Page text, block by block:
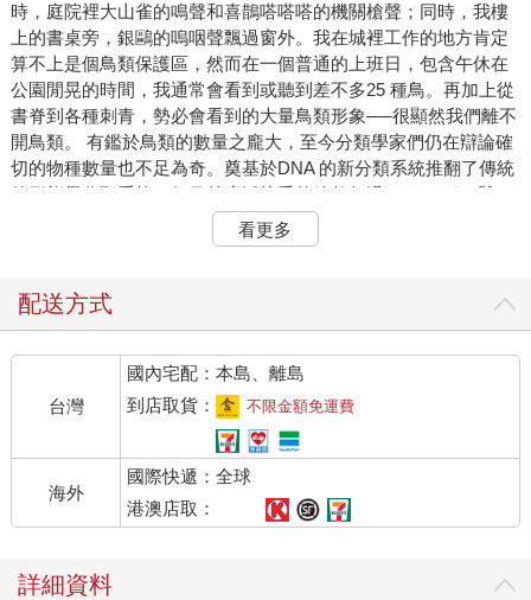
時，庭院裡大山雀的鳴聲和喜鵲嗒嗒嗒的機關槍聲；同時，我樓
上的書桌旁，銀鷗的嗚咽聲飄過窗外。我在城裡工作的地方肯定
算不上是個鳥類保護區，然而在一個普通的上班日，包含午休在
公園閒晃的時間，我通常會看到或聽到差不多25 種鳥。再加上從
書脊到各種刺青，勢必會看到的大量鳥類形象──很顯然我們離不
開鳥類。 有鑑於鳥類的數量之龐大，至今分類學家們仍在辯論確
切的物種數量也不足為奇。奠基於DNA 的新分類系統推翻了傳統
的形態學分類系統，但目前廣泛接受的總數超過11,000 種，與
6,400 種哺乳類以及1 萬種爬行類相比，鳥類可能是所有脊椎動物
中最多樣化的一個綱（class）。
雨林，這解釋了為何世界上鳥類最多的國家前十名中，有六名都
然而，找不到任何一個地方沒有鳥類棲息，鳥類這個群體有著卓
越的多樣性，讓牠們能夠征服地表最惡劣的環境，從沙漠和高山
到冰帽和開闊的海洋。飛行能力讓牠們能夠到達地球的每個角落
──並且簡單地藉由遷徙到新的棲地來躲避嚴冬或季節性的食物短
缺。
不僅僅只是數量，當大部分的哺乳類都是小型夜行性動物，而大
部分爬行類都躲在岩石或落葉堆下時，喧鬧、色彩繽紛的鳥類在
我們日常生活中的各個面向便有著強烈的存在感。身為一個在英
蛇和北極熊吸引，但實際上本地的鳥類才是我能親眼看到的，因
看更多
配送方式
台灣
國內宅配：本島、離島
到店取貨：
不限金額免運費
海外
國際快遞：全球
港澳店取：
詳細資料